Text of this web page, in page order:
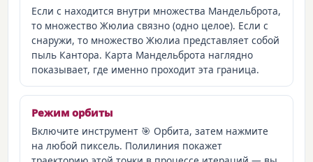
Если c находится внутри множества Мандельброта,
то множество Жюлиа связно (одно целое). Если c
снаружи, то множество Жюлиа представляет собой
пыль Кантора. Карта Мандельброта наглядно
показывает, где именно проходит эта граница.
Режим орбиты
Включите инструмент 🎯 Орбита, затем нажмите
на любой пиксель. Полилиния покажет